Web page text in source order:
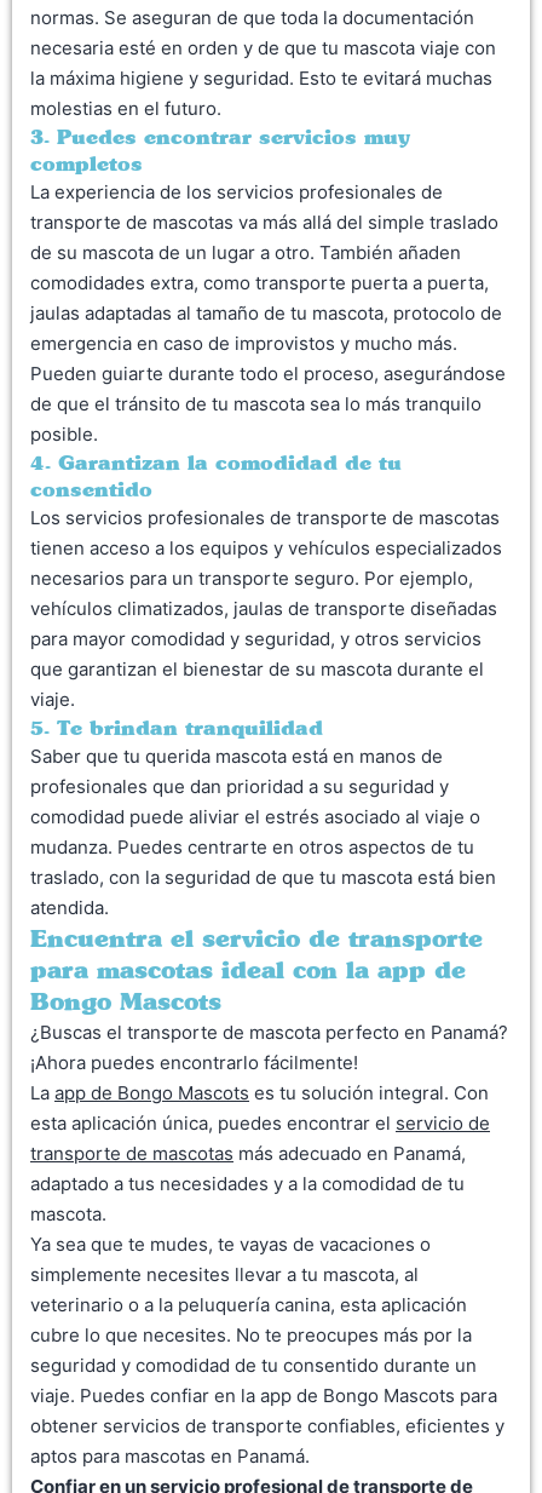
normas. Se aseguran de que toda la documentación
necesaria esté en orden y de que tu mascota viaje con
la máxima higiene y seguridad. Esto te evitará muchas
molestias en el futuro.
3. Puedes encontrar servicios muy
completos
La experiencia de los servicios profesionales de
transporte de mascotas va más allá del simple traslado
de su mascota de un lugar a otro. También añaden
comodidades extra, como transporte puerta a puerta,
jaulas adaptadas al tamaño de tu mascota, protocolo de
emergencia en caso de improvistos y mucho más.
Pueden guiarte durante todo el proceso, asegurándose
de que el tránsito de tu mascota sea lo más tranquilo
posible.
4. Garantizan la comodidad de tu
consentido
Los servicios profesionales de transporte de mascotas
tienen acceso a los equipos y vehículos especializados
necesarios para un transporte seguro. Por ejemplo,
vehículos climatizados, jaulas de transporte diseñadas
para mayor comodidad y seguridad, y otros servicios
que garantizan el bienestar de su mascota durante el
viaje.
5. Te brindan tranquilidad
Saber que tu querida mascota está en manos de
profesionales que dan prioridad a su seguridad y
comodidad puede aliviar el estrés asociado al viaje o
mudanza. Puedes centrarte en otros aspectos de tu
traslado, con la seguridad de que tu mascota está bien
atendida.
Encuentra el servicio de transporte
para mascotas ideal con la app de
Bongo Mascots
¿Buscas el transporte de mascota perfecto en Panamá?
¡Ahora puedes encontrarlo fácilmente!
La app de Bongo Mascots es tu solución integral. Con
esta aplicación única, puedes encontrar el servicio de
transporte de mascotas más adecuado en Panamá,
adaptado a tus necesidades y a la comodidad de tu
mascota.
Ya sea que te mudes, te vayas de vacaciones o
simplemente necesites llevar a tu mascota, al
veterinario o a la peluquería canina, esta aplicación
cubre lo que necesites. No te preocupes más por la
seguridad y comodidad de tu consentido durante un
viaje. Puedes confiar en la app de Bongo Mascots para
obtener servicios de transporte confiables, eficientes y
aptos para mascotas en Panamá.
Confiar en un servicio profesional de transporte de